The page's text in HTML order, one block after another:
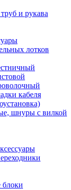
и рукава
лотков
кабеля
шнуры с вилкой
блоки